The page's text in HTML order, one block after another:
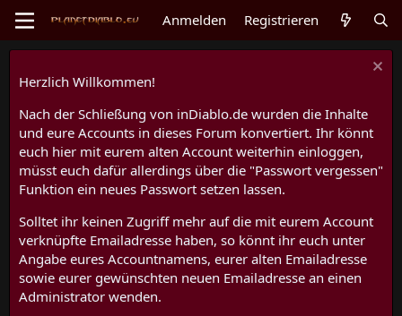
Anmelden Registrieren
Herzlich Willkommen!
Nach der Schließung von inDiablo.de wurden die Inhalte
und eure Accounts in dieses Forum konvertiert. Ihr könnt
euch hier mit eurem alten Account weiterhin einloggen,
müsst euch dafür allerdings über die "Passwort vergessen"
Funktion ein neues Passwort setzen lassen.
Solltet ihr keinen Zugriff mehr auf die mit eurem Account
verknüpfte Emailadresse haben, so könnt ihr euch unter
Angabe eures Accountnamens, eurer alten Emailadresse
sowie eurer gewünschten neuen Emailadresse an einen
Administrator wenden.